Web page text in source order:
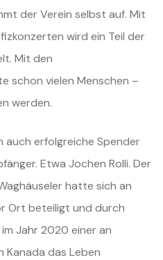
der Verein selbst auf. Mit
wird ein Teil der
Mit den
schon vielen Menschen –
werden.
auch erfolgreiche Spender
Etwa Jochen Rolli. Der
hatte sich an
Ort beteiligt und durch
Jahr 2020 einer an
Kanada das Leben